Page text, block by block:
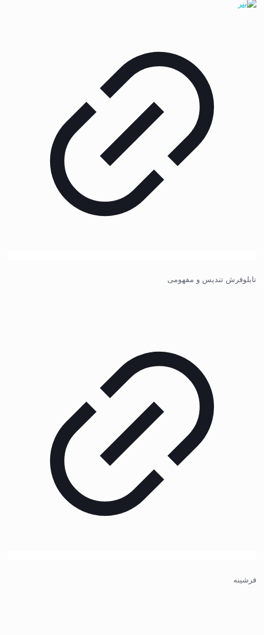
تابلوفرش تندیس و مفهومی
فرشینه